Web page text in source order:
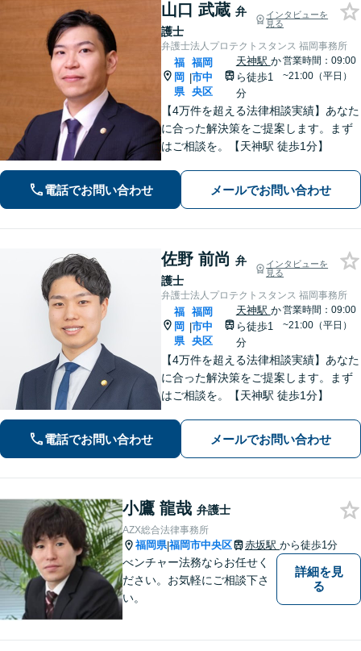
山口 武蔵 弁
護士
インタビューを
見る
弁護士法人プロテクトスタンス 福岡事務所
福
岡
県
|
福岡
市中
央区
天神駅 か
ら徒歩1
分
営業時間：09:00
~21:00（平日）
【4万件を超える法律相談実績】あなた
に合った解決策をご提案します。まず
はご相談を。【天神駅 徒歩1分】
電話でお問い合わせ メールでお問い合わせ
佐野 前尚 弁
護士
インタビューを
見る
弁護士法人プロテクトスタンス 福岡事務所
福
岡
県
|
福岡
市中
央区
天神駅 か
ら徒歩1
分
営業時間：09:00
~21:00（平日）
【4万件を超える法律相談実績】あなた
に合った解決策をご提案します。まず
はご相談を。【天神駅 徒歩1分】
電話でお問い合わせ メールでお問い合わせ
小鷹 龍哉 弁護士
AZX総合法律事務所
福岡県|福岡市中央区 赤坂駅 から徒歩1分
べンチャー法務ならお任せく
ださい。お気軽にご相談下さ
い。
詳細を見
る